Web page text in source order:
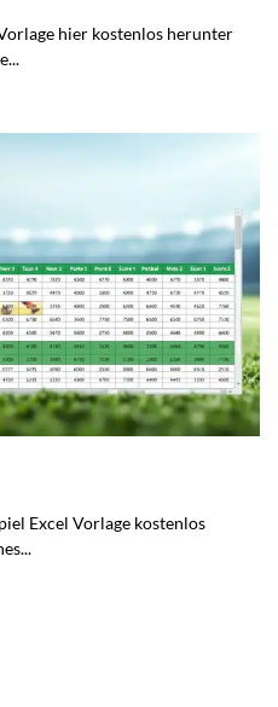
hier kostenlos herunter
Excel Vorlage kostenlos